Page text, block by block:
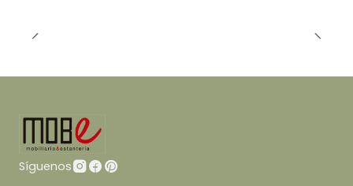
Síguenos